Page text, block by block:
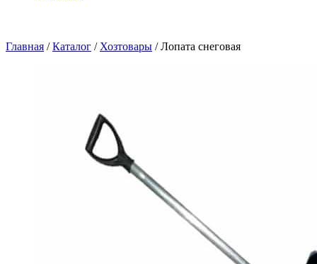
Главная / Каталог / Хозтовары / Лопата снеговая